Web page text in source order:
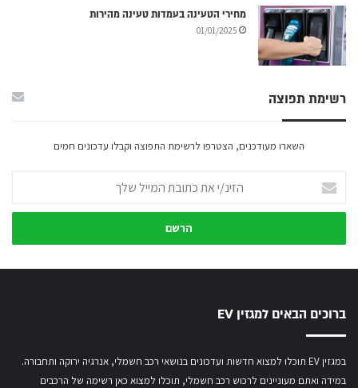
מחירי הטעינה בעמדות טעינה מהירות
01/01/2025
רשימת תפוצה
השארו מעודכנים, הצטרפו לרשימת התפוצה וקבלו עדכונים חמים
את
כתובת
שלך
ברוכים הבאים למגזין EV
במגזין EV תוכלו למצוא חדשות ועדכונים בנושאי רכב חשמלי, אנרגיה ירוקה ותחבורה.
במידה ואתם מעוניינים לרכוש רכב חשמלי, תוכלו למצוא כאן רשימה של הרכבים